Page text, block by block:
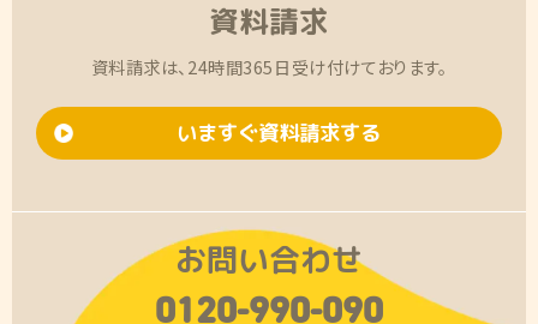
資料請求
資料請求は、24時間365日受け付けております。
いますぐ資料請求する
お問い合わせ
0120-990-090